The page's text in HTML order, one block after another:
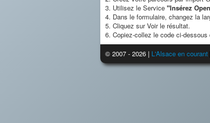
3. Utilisez le Service "Insérez
4. Dans le formulaire, changez la
5. Cliquez sur Voir le résultat.
6. Copiez-collez le code ci-dessous
© 2007 - 2026 | L'Alsace en courant